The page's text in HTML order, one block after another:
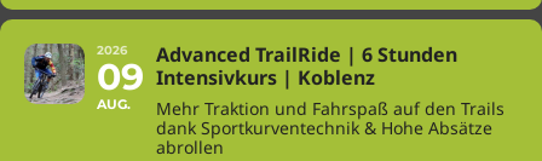
2026
09
AUG.
Advanced TrailRide | 6 Stunden
Intensivkurs | Koblenz
Mehr Traktion und Fahrspaß auf den Trails
dank Sportkurventechnik & Hohe Absätze
abrollen